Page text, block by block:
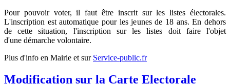
Pour pouvoir voter, il faut être inscrit sur les listes électorales.
L'inscription est automatique pour les jeunes de 18 ans. En dehors
de cette situation, l'inscription sur les listes doit faire l'objet
d'une démarche volontaire.
Plus d'info en Mairie et sur Service-public.fr
Modification sur la Carte Electorale